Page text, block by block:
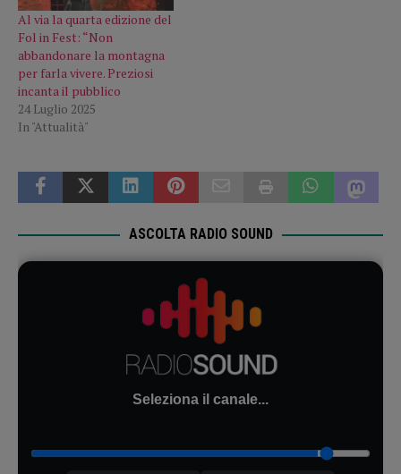
Al via la quarta edizione del
Fol in Fest: “Non
abbandonare la montagna
per farla vivere. Preziosi
incanta il pubblico
24 Luglio 2025
In "Attualità"
ASCOLTA RADIO SOUND
Seleziona il canale...